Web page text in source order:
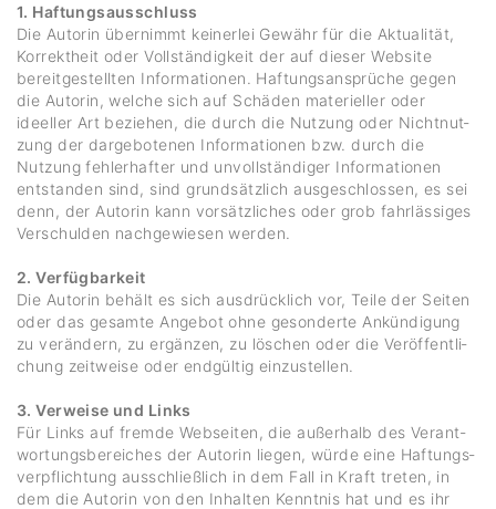
1. Haftungsausschluss
Die Autorin über­nimmt keinerlei Gewähr für die Aktua­lität,
Korrekt­heit oder Voll­stän­dig­keit der auf dieser Website
bereit­ge­stellten Infor­ma­tionen. Haftungs­an­sprüche gegen
die Autorin, welche sich auf Schäden mate­ri­eller oder
ideeller Art beziehen, die durch die Nutzung oder Nicht­nut­
zung der darge­bo­tenen Infor­ma­tionen bzw. durch die
Nutzung fehler­hafter und unvoll­stän­diger Infor­ma­tionen
entstanden sind, sind grund­sätz­lich ausge­schlossen, es sei
denn, der Autorin kann vorsätz­li­ches oder grob fahr­läs­siges
Verschulden nach­ge­wiesen werden.
2. Verfügbarkeit
Die Autorin behält es sich ausdrück­lich vor, Teile der Seiten
oder das gesamte Angebot ohne geson­derte Ankün­di­gung
zu verän­dern, zu ergänzen, zu löschen oder die Veröf­fent­li­
chung zeit­weise oder endgültig einzu­stellen.
3. Verweise und Links
Für Links auf fremde Webseiten, die außer­halb des Verant­
wor­tungs­be­rei­ches der Autorin liegen, würde eine Haftungs­
ver­pflich­tung ausschließ­lich in dem Fall in Kraft treten, in
dem die Autorin von den Inhalten Kenntnis hat und es ihr